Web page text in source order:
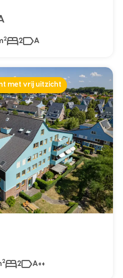
2 2 A
met vrij uitzicht
2 2 A++